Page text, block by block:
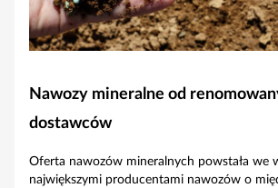
Nawozy mineralne od
dostawców
Oferta nawozów mineralnych powstała we
największymi producentami nawozów o